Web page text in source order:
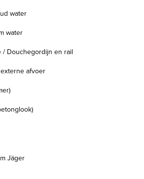
water
water
Douchegordijn en rail
afvoer
Jäger